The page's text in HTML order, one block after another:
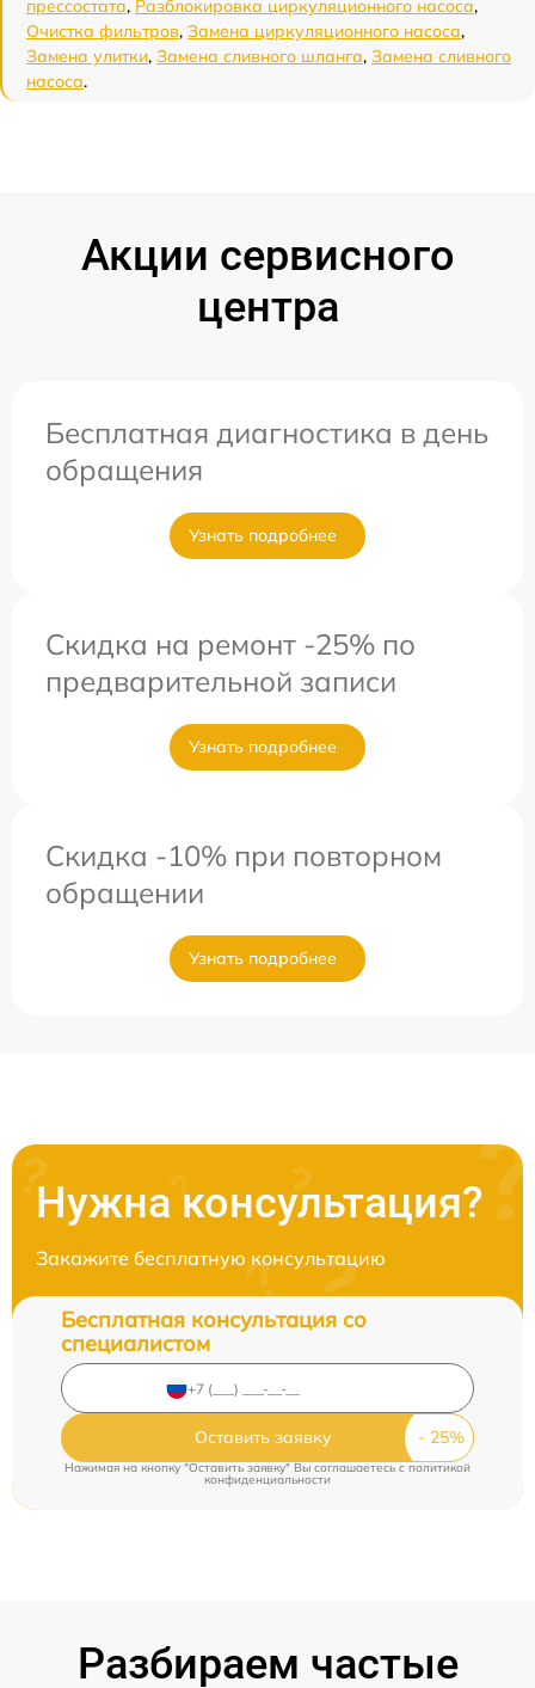
прессостата, Разблокировка циркуляционного насоса,
Очистка фильтров, Замена циркуляционного насоса,
Замена улитки, Замена сливного шланга, Замена сливного
насоса.
Акции сервисного
центра
Бесплатная диагностика в день
обращения
Узнать подробнее
Скидка на ремонт -25% по
предварительной записи
Узнать подробнее
Скидка -10% при повторном
обращении
Узнать подробнее
Нужна консультация?
Закажите бесплатную консультацию
Бесплатная консультация со
специалистом
Оставить заявку
Нажимая на кнопку "Оставить заявку" Вы соглашаетесь c политикой
конфиденциальности
Разбираем частые